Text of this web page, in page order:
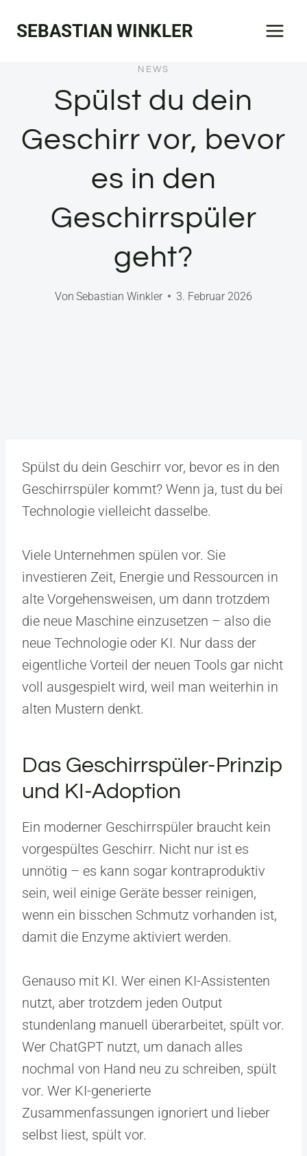
InhaltSEBASTIAN WINKLER
NEWS
Spülst du dein
Geschirr vor, bevor
es in den
Geschirrspüler
geht?
Von Sebastian Winkler 3. Februar 2026
Spülst du dein Geschirr vor, bevor es in den
Geschirrspüler kommt? Wenn ja, tust du bei
Technologie vielleicht dasselbe.
Viele Unternehmen spülen vor. Sie
investieren Zeit, Energie und Ressourcen in
alte Vorgehensweisen, um dann trotzdem
die neue Maschine einzusetzen – also die
neue Technologie oder KI. Nur dass der
eigentliche Vorteil der neuen Tools gar nicht
voll ausgespielt wird, weil man weiterhin in
alten Mustern denkt.
Das Geschirrspüler-Prinzip
und KI-Adoption
Ein moderner Geschirrspüler braucht kein
vorgespültes Geschirr. Nicht nur ist es
unnötig – es kann sogar kontraproduktiv
sein, weil einige Geräte besser reinigen,
wenn ein bisschen Schmutz vorhanden ist,
damit die Enzyme aktiviert werden.
Genauso mit KI. Wer einen KI-Assistenten
nutzt, aber trotzdem jeden Output
stundenlang manuell überarbeitet, spült vor.
Wer ChatGPT nutzt, um danach alles
nochmal von Hand neu zu schreiben, spült
vor. Wer KI-generierte
Zusammenfassungen ignoriert und lieber
selbst liest, spült vor.